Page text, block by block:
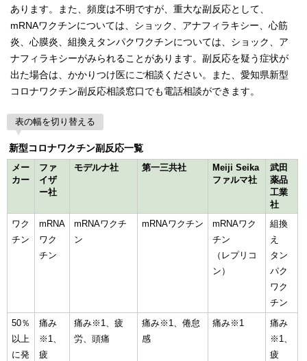
あります。また、頻度は不明ですが、重大な副反応として、
mRNAワクチンについては、ショック、アナフィラキシー、心筋
炎、心膜炎、組換えタンパクワクチンについては、ショック、ア
ナフィラキシーがみられることがあります。副反応を疑う症状が
出た場合は、かかりつけ医にご相談ください。また、愛知県新型
コロナワクチン副反応相談窓口でも電話相談ができます。
表の幅を切り替える
新型コロナワクチン副反応一覧
メー
カー
ファ
イザ
ー社
モデルナ社 第一三共社
Meiji Seika
ファルマ社
武田
薬品
工業
社
ワク
チン
mRNA
ワク
チン
mRNAワクチ
ン
mRNAワクチン
mRNAワク
チン
（レプリコ
ン）
組換
え
タン
パク
ワク
チン
50％
以上
に発
痛み
※1、
疲
痛み※1、疲
労、頭痛
痛み※1、倦怠
感
痛み※1
痛み
※1、
疲